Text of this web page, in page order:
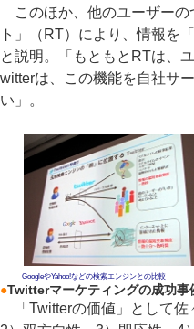
このほか、他のユーザーの
ト」（RT）により、情報を
と説明。「もともとRTは、
witterは、この機能を自社サ
い」。
GoogleやYahoo!などの検索エンジンとの比較
●Twitterマーケティングの成功事
「Twitterの価値」として佐